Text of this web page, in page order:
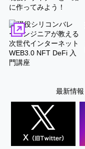
最新情